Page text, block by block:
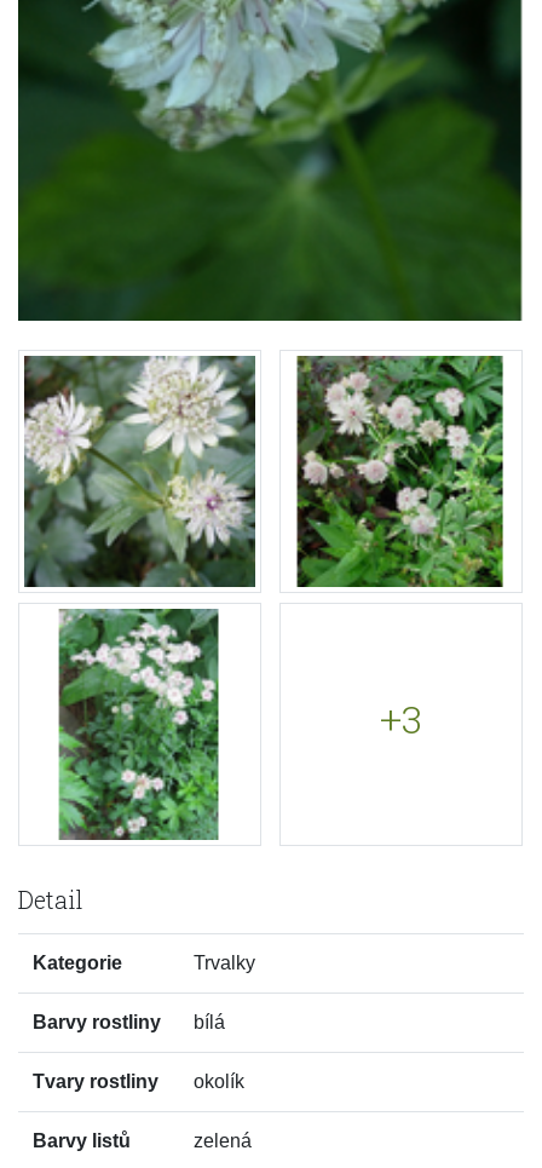
+3
Detail
Kategorie Trvalky
Barvy rostliny bílá
Tvary rostliny okolík
Barvy listů zelená